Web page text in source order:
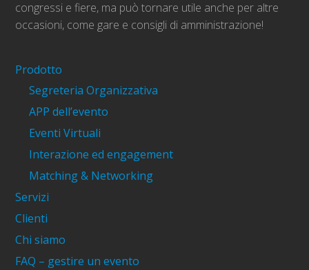
congressi e fiere, ma può tornare utile anche per altre
occasioni, come gare e consigli di amministrazione!
Prodotto
Segreteria Organizzativa
APP dell’evento
Eventi Virtuali
Interazione ed engagement
Matching & Networking
Servizi
Clienti
Chi siamo
FAQ – gestire un evento